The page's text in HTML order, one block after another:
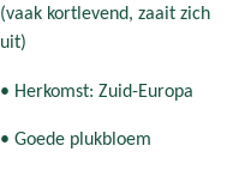
(vaak kortlevend, zaait zich
uit)
• Herkomst: Zuid-Europa
• Goede plukbloem